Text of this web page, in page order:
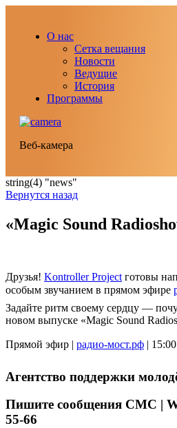
О нас
Сетка вещания
Новости
Ведущие
История
Программы
Веб-камера
string(4) "news"
Вернутся назад
«Magic Sound
Друзья! Kontroller Project готовы
особым звучанием в прямом эфире
Задайте ритм своему сердцу —
новом выпуске «Magic Sound
Прямой эфир | радио-мост.рф | 15:00
Агентство поддержки
Пишите сообщения СМС |
55-66